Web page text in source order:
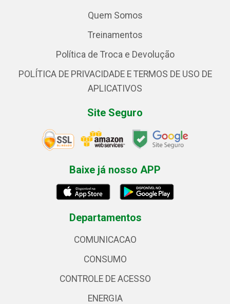
Quem Somos
Treinamentos
Política de Troca e Devolução
POLÍTICA DE PRIVACIDADE E TERMOS DE USO DE
APLICATIVOS
Site Seguro
Baixe já nosso APP
Departamentos
COMUNICACAO
CONSUMO
CONTROLE DE ACESSO
ENERGIA